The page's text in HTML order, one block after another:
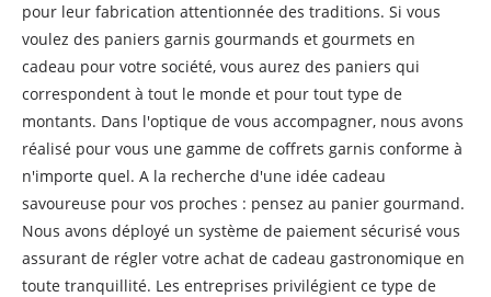
pour leur fabrication attentionnée des traditions. Si vous
voulez des paniers garnis gourmands et gourmets en
cadeau pour votre société, vous aurez des paniers qui
correspondent à tout le monde et pour tout type de
montants. Dans l'optique de vous accompagner, nous avons
réalisé pour vous une gamme de coffrets garnis conforme à
n'importe quel. A la recherche d'une idée cadeau
savoureuse pour vos proches : pensez au panier gourmand.
Nous avons déployé un système de paiement sécurisé vous
assurant de régler votre achat de cadeau gastronomique en
toute tranquillité. Les entreprises privilégient ce type de